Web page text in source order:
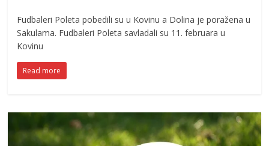
Fudbaleri Poleta pobedili su u Kovinu a Dolina je poražena u
Sakulama. Fudbaleri Poleta savladali su 11. februara u
Kovinu
Read more